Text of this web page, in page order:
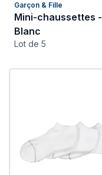
Garçon & Fille
Mini-chaussettes -
Blanc
Lot de 5